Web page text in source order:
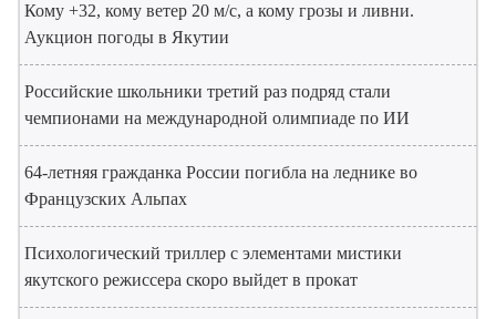
Кому +32, кому ветер 20 м/с, а кому грозы и ливни.
Аукцион погоды в Якутии
Российские школьники третий раз подряд стали
чемпионами на международной олимпиаде по ИИ
64-летняя гражданка России погибла на леднике во
Французских Альпах
Психологический триллер с элементами мистики
якутского режиссера скоро выйдет в прокат